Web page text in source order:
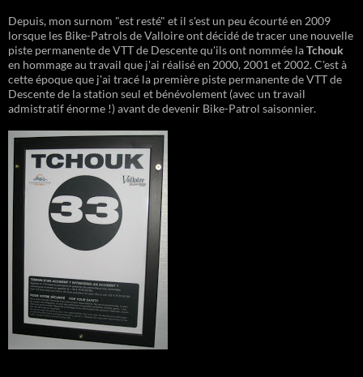
Depuis, mon surnom "est resté" et il s'est un peu écourté en 2009
lorsque les Bike-Patrols de Valloire ont décidé de tracer une nouvelle
piste permanente de VTT de Descente qu'ils ont nommée laTchouk
en hommage au travail que j'ai réalisé en 2000, 2001 et 2002. C'est à
cette époque que j'ai tracé la première piste permanente de VTT de
Descente de la station seul et bénévolement (avec un travail
admistratif énorme !) avant de devenir Bike-Patrol saisonnier.